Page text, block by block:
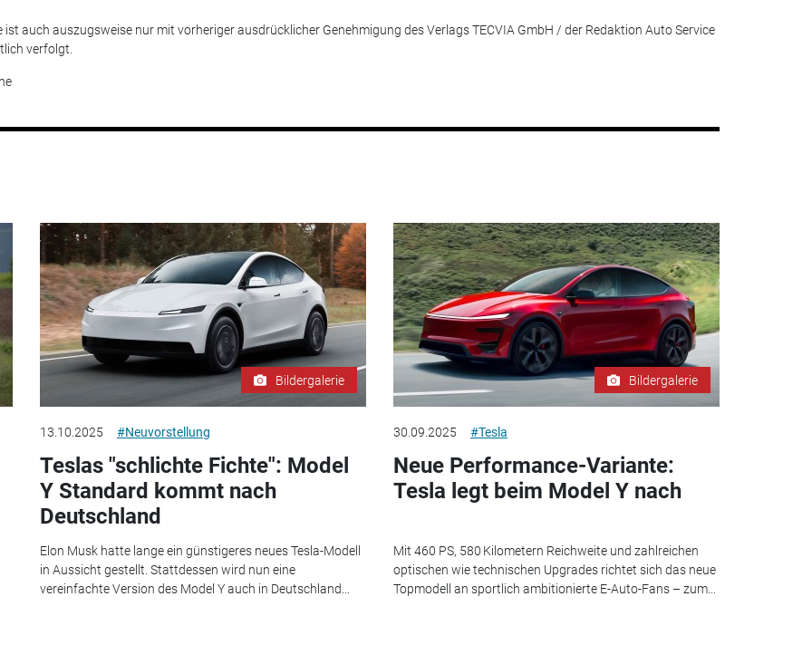
auch auszugsweise nur mit vorheriger ausdrücklicher Genehmigung des Verlags TECVIA GmbH / der Redaktion Auto Service
verfolgt.
Bildergalerie
13.10.2025 #Neuvorstellung
Teslas "schlichte Fichte": Model
Y Standard kommt nach
Deutschland
Elon Musk hatte lange ein günstigeres neues Tesla-Modell
in Aussicht gestellt. Stattdessen wird nun eine
vereinfachte Version des Model Y auch in Deutschland...
Bildergalerie
30.09.2025 #Tesla
Neue Performance-Variante:
Tesla legt beim Model Y nach
Mit 460 PS, 580 Kilometern Reichweite und zahlreichen
optischen wie technischen Upgrades richtet sich das neue
Topmodell an sportlich ambitionierte E-Auto-Fans – zum...